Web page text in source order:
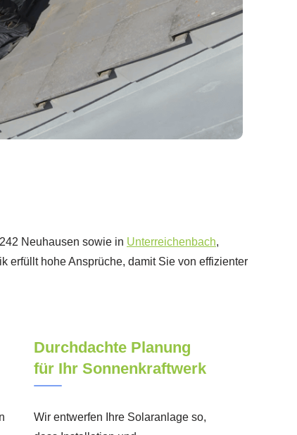
Neuhausen sowie in Unterreichenbach,
erfüllt hohe Ansprüche, damit Sie von effizienter
Durchdachte Planung
für Ihr Sonnenkraftwerk
Wir entwerfen Ihre Solaranlage so,